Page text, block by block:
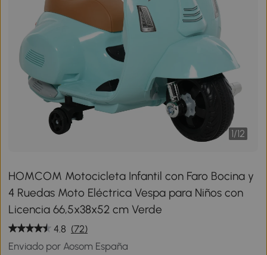
1/12
HOMCOM Motocicleta Infantil con Faro Bocina y
4 Ruedas Moto Eléctrica Vespa para Niños con
Licencia 66,5x38x52 cm Verde
4.8 (72)
Enviado por Aosom España